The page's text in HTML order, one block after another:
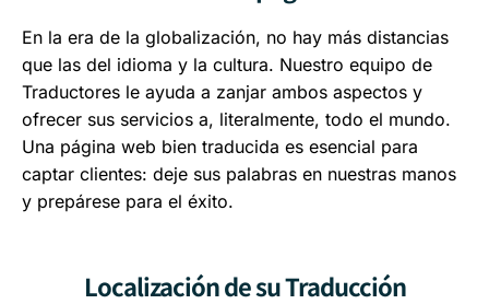
En la era de la globalización, no hay más distancias
que las del idioma y la cultura. Nuestro equipo de
Traductores le ayuda a zanjar ambos aspectos y
ofrecer sus servicios a, literalmente, todo el mundo.
Una página web bien traducida es esencial para
captar clientes: deje sus palabras en nuestras manos
y prepárese para el éxito.
Localización de su Traducción